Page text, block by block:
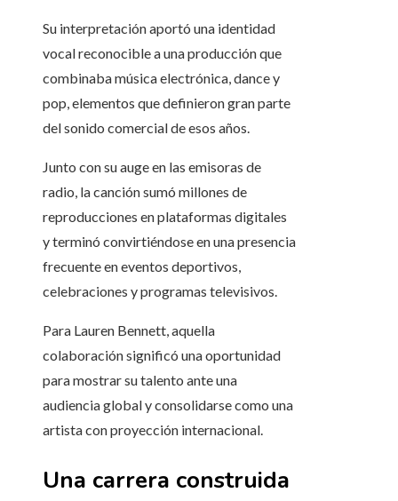
Su interpretación aportó una identidad
vocal reconocible a una producción que
combinaba música electrónica, dance y
pop, elementos que definieron gran parte
del sonido comercial de esos años.
Junto con su auge en las emisoras de
radio, la canción sumó millones de
reproducciones en plataformas digitales
y terminó convirtiéndose en una presencia
frecuente en eventos deportivos,
celebraciones y programas televisivos.
Para Lauren Bennett, aquella
colaboración significó una oportunidad
para mostrar su talento ante una
audiencia global y consolidarse como una
artista con proyección internacional.
Una carrera construida